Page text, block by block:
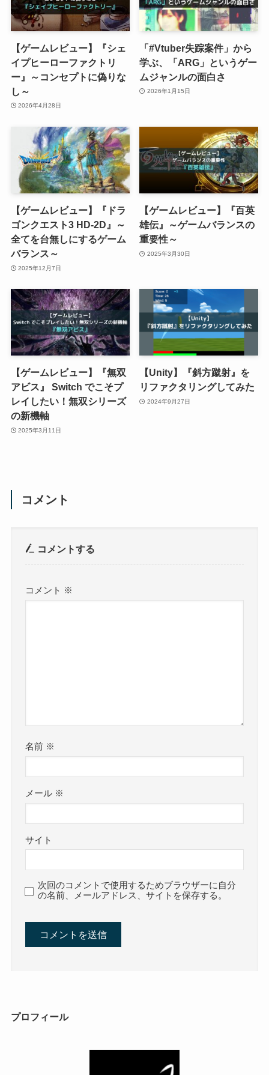
【ゲームレビュー】『シェ
イプヒーローファクトリ
ー』～コンセプトに偽りな
し～
2026年4月28日
「#Vtuber失踪案件」から
学ぶ、「ARG」というゲー
ムジャンルの面白さ
2026年1月15日
【ゲームレビュー】『ドラ
ゴンクエスト3 HD-2D』～
全てを台無しにするゲーム
バランス～
2025年12月7日
【ゲームレビュー】『百英
雄伝』～ゲームバランスの
重要性～
2025年3月30日
【ゲームレビュー】『無双
アビス』 Switch でこそプ
レイしたい！無双シリーズ
の新機軸
2025年3月11日
【Unity】『斜方蹴射』を
リファクタリングしてみた
2024年9月27日
コメント
コメントする
コメント ※
名前 ※
メール ※
サイト
次回のコメントで使用するためブラウザーに自分
の名前、メールアドレス、サイトを保存する。
プロフィール